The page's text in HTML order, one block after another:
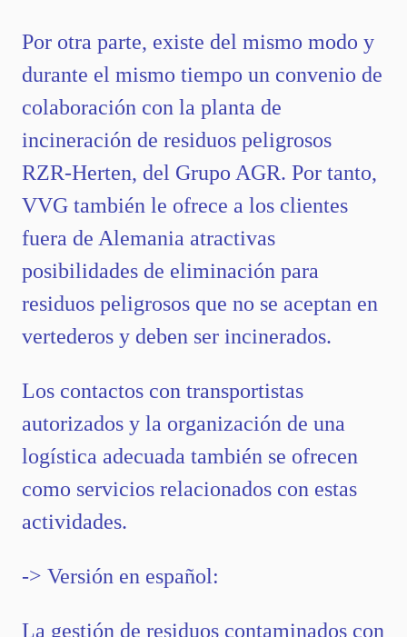
Por otra parte, existe del mismo modo y
durante el mismo tiempo un convenio de
colaboración con la planta de
incineración de residuos peligrosos
RZR-Herten, del Grupo AGR. Por tanto,
VVG también le ofrece a los clientes
fuera de Alemania atractivas
posibilidades de eliminación para
residuos peligrosos que no se aceptan en
vertederos y deben ser incinerados.
Los contactos con transportistas
autorizados y la organización de una
logística adecuada también se ofrecen
como servicios relacionados con estas
actividades.
-> Versión en español:
La gestión de residuos contaminados con